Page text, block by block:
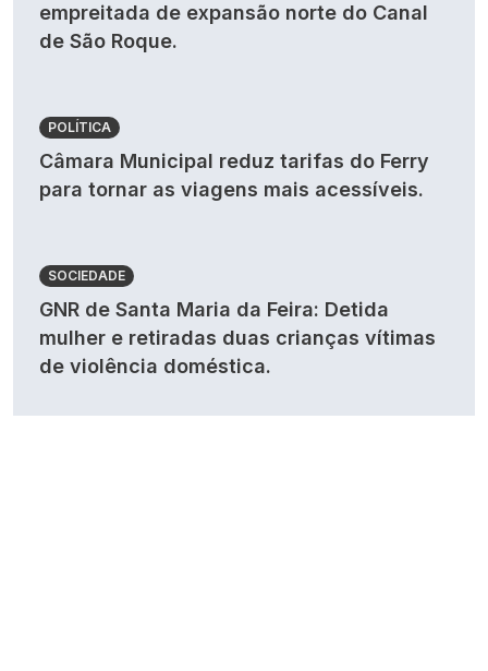
empreitada de expansão norte do Canal
de São Roque.
POLÍTICA
Câmara Municipal reduz tarifas do Ferry
para tornar as viagens mais acessíveis.
SOCIEDADE
GNR de Santa Maria da Feira: Detida
mulher e retiradas duas crianças vítimas
de violência doméstica.